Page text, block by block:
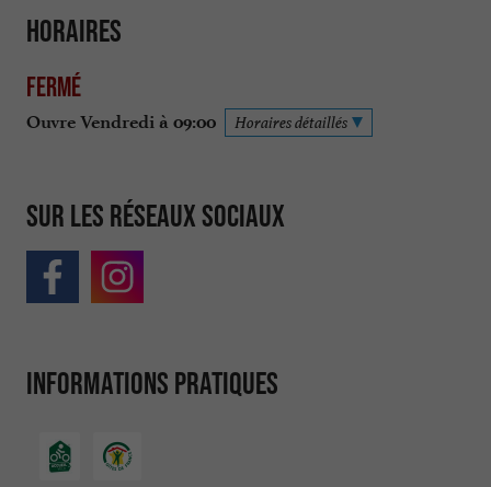
Horaires
Fermé
Ouvre Vendredi à 09:00 Horaires détaillés
Sur les réseaux sociaux
Informations pratiques